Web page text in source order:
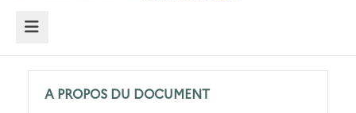
MENU
A PROPOS DU DOCUMENT